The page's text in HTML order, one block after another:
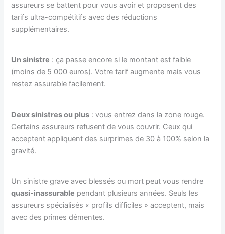
assureurs se battent pour vous avoir et proposent des
tarifs ultra-compétitifs avec des réductions
supplémentaires.
Un sinistre : ça passe encore si le montant est faible
(moins de 5 000 euros). Votre tarif augmente mais vous
restez assurable facilement.
Deux sinistres ou plus : vous entrez dans la zone rouge.
Certains assureurs refusent de vous couvrir. Ceux qui
acceptent appliquent des surprimes de 30 à 100% selon la
gravité.
Un sinistre grave avec blessés ou mort peut vous rendre
quasi-inassurable pendant plusieurs années. Seuls les
assureurs spécialisés « profils difficiles » acceptent, mais
avec des primes démentes.